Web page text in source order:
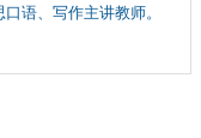
语、写作主讲教师。